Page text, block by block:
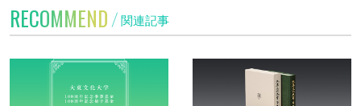
RECOMMEND 関連記事